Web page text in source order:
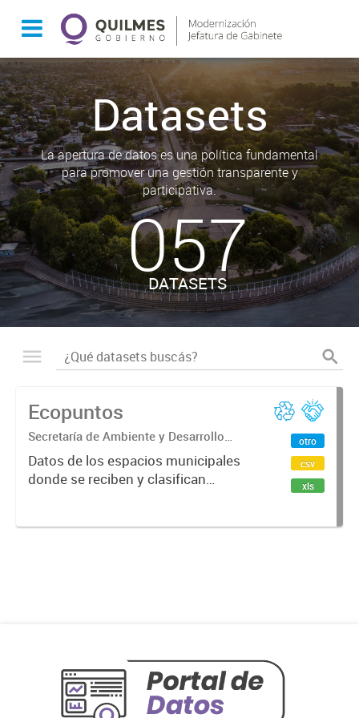
Datasets
La apertura de datos es una política fundamental
para promover una gestión transparente y
participativa.
057
DATASETS
Ecopuntos
Secretaría de Ambiente y Desarrollo
Sostenible
Datos de los espacios municipales
donde se reciben y clasifican
y XLSX.
otro
csv
xls